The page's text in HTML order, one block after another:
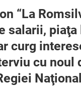
“La
salarii,
curg
cu noul